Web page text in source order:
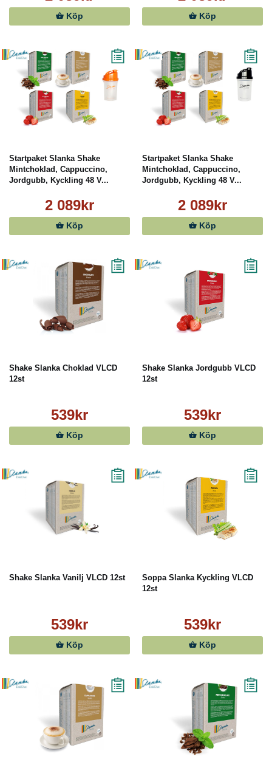
Köp Köp
Startpaket Slanka Shake
Mintchoklad, Cappuccino,
Jordgubb, Kyckling 48 V...
2 089kr
Köp
Startpaket Slanka Shake
Mintchoklad, Cappuccino,
Jordgubb, Kyckling 48 V...
2 089kr
Köp
Shake Slanka Choklad VLCD
12st
539kr
Köp
Shake Slanka Jordgubb VLCD
12st
539kr
Köp
Shake Slanka Vanilj VLCD 12st
539kr
Köp
Soppa Slanka Kyckling VLCD
12st
539kr
Köp